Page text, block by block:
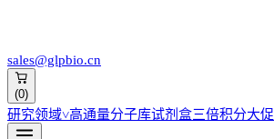
sales@glpbio.cn
(0)
研究领域˅高通量分子库试剂盒三倍积分大促